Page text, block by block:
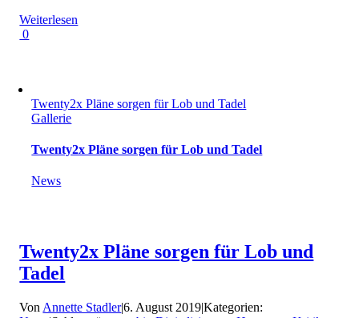
Weiterlesen
0
Twenty2x Pläne sorgen für Lob und Tadel
Gallerie
Twenty2x Pläne sorgen für Lob und Tadel
News
Twenty2x Pläne sorgen für Lob und
Tadel
Von Annette Stadler|6. August 2019|Kategorien: